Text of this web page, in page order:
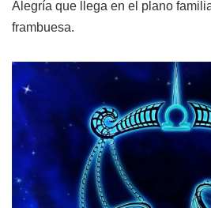
Alegría que llega en el plano
frambuesa.